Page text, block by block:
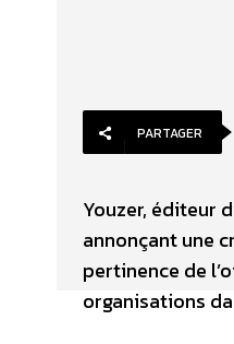
PARTAGER
Youzer, éditeur
annonçant une
pertinence de
organisations